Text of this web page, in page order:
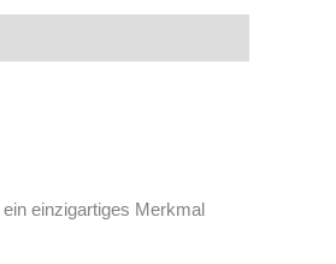
einzigartiges Merkmal